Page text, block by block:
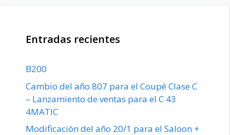
Entradas recientes
B200
Cambio del año 807 para el Coupé Clase C
– Lanzamiento de ventas para el C 43
4MATIC
Modificación del año 20/1 para el Saloon +